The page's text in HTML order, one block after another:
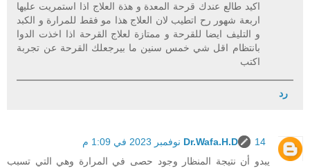
اكيد طالع عندك قرحة المعدة و هذة العلاج اذا استمريت عليها
اربعة شهور رح اتطيب لان العلاج هذا مو فقط للمرارة و الكبد
و التليف ايضا للقرحة و ممتازة لعلاج القرحة اذا اخذت الدوا
بانتظام اقل شي خمس سنين ما بيرجعلك القرحة عن تجربة
اكتب
رد
Dr.Wafa.H.D
14 نوفمبر 2023 في 1:09 م
يبدو أن نتيجة المنظار وجود حصى في المرارة وهي التي تسبب